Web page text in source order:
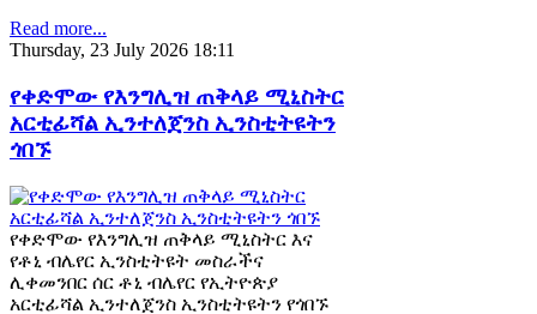
Read more...
Thursday, 23 July 2026 18:11
የቀድሞው የእንግሊዝ ጠቅላይ ሚኒስትር
አርቲፊሻል ኢንተለጀንስ ኢንስቲትዩትን
ጎበኙ
የቀድሞው የእንግሊዝ ጠቅላይ ሚኒስትር እና
የቶኒ ብሌየር ኢንስቲትዩት መስራችና
ሊቀመንበር ሰር ቶኒ ብሌየር የኢትዮጵያ
አርቲፊሻል ኢንተለጀንስ ኢንስቲትዩትን የጎበኙ